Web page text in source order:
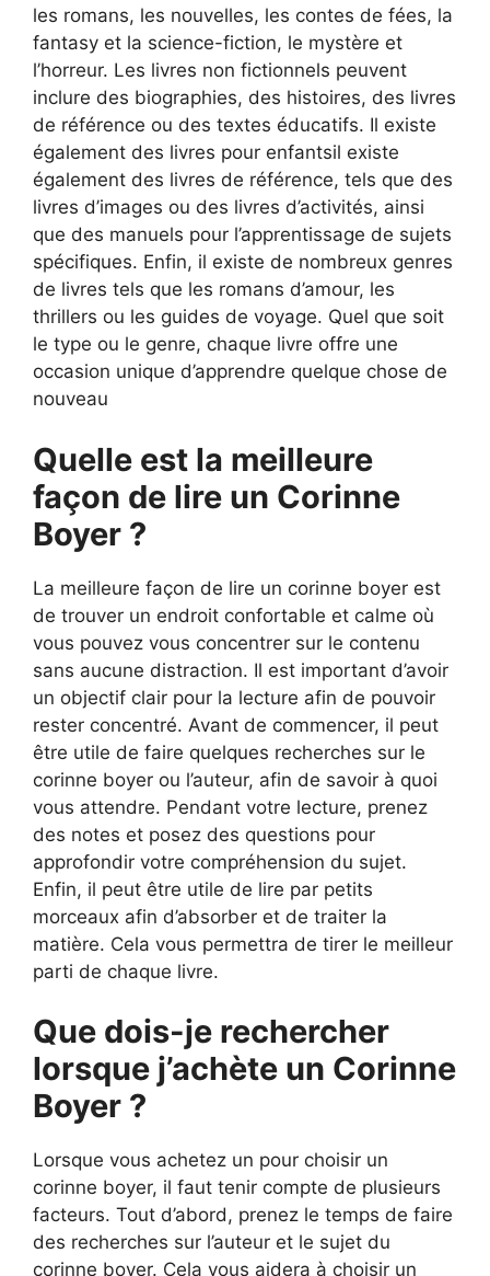
les romans, les nouvelles, les contes de fées, la
fantasy et la science-fiction, le mystère et
l’horreur. Les livres non fictionnels peuvent
inclure des biographies, des histoires, des livres
de référence ou des textes éducatifs. Il existe
également des livres pour enfantsil existe
également des livres de référence, tels que des
livres d’images ou des livres d’activités, ainsi
que des manuels pour l’apprentissage de sujets
spécifiques. Enfin, il existe de nombreux genres
de livres tels que les romans d’amour, les
thrillers ou les guides de voyage. Quel que soit
le type ou le genre, chaque livre offre une
occasion unique d’apprendre quelque chose de
nouveau
Quelle est la meilleure
façon de lire un Corinne
Boyer ?
La meilleure façon de lire un corinne boyer est
de trouver un endroit confortable et calme où
vous pouvez vous concentrer sur le contenu
sans aucune distraction. Il est important d’avoir
un objectif clair pour la lecture afin de pouvoir
rester concentré. Avant de commencer, il peut
être utile de faire quelques recherches sur le
corinne boyer ou l’auteur, afin de savoir à quoi
vous attendre. Pendant votre lecture, prenez
des notes et posez des questions pour
approfondir votre compréhension du sujet.
Enfin, il peut être utile de lire par petits
morceaux afin d’absorber et de traiter la
matière. Cela vous permettra de tirer le meilleur
parti de chaque livre.
Que dois-je rechercher
lorsque j’achète un Corinne
Boyer ?
Lorsque vous achetez un pour choisir un
corinne boyer, il faut tenir compte de plusieurs
facteurs. Tout d’abord, prenez le temps de faire
des recherches sur l’auteur et le sujet du
corinne boyer. Cela vous aidera à choisir un